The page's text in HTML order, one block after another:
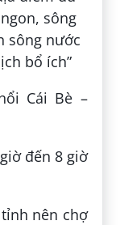
Cái Bè –
đến 8 giờ
nên chợ